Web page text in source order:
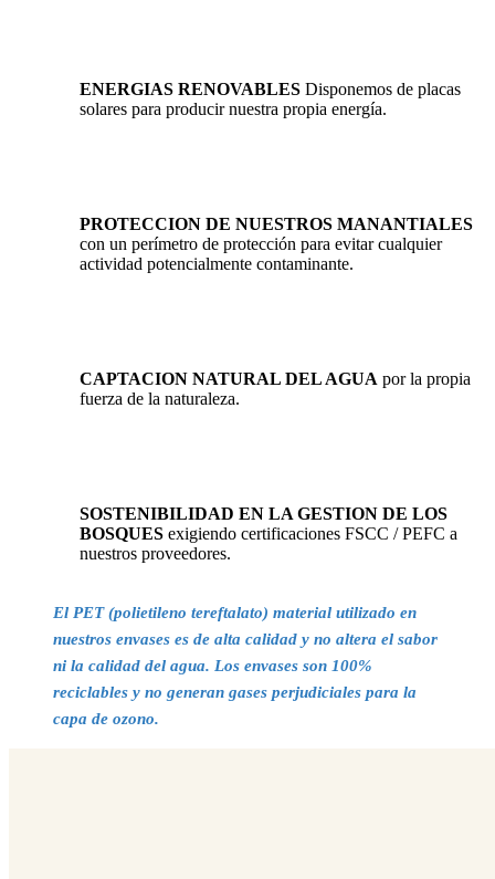
ENERGIAS RENOVABLES Disponemos de placas
solares para producir nuestra propia energía.
PROTECCION DE NUESTROS MANANTIALES
con un perímetro de protección para evitar cualquier
actividad potencialmente contaminante.
CAPTACION NATURAL DEL AGUA por la propia
fuerza de la naturaleza.
SOSTENIBILIDAD EN LA GESTION DE LOS
BOSQUES exigiendo certificaciones FSCC / PEFC a
nuestros proveedores.
El PET (polietileno tereftalato) material utilizado en
nuestros envases es de alta calidad y no altera el sabor
ni la calidad del agua. Los envases son 100%
reciclables y no generan gases perjudiciales para la
capa de ozono.